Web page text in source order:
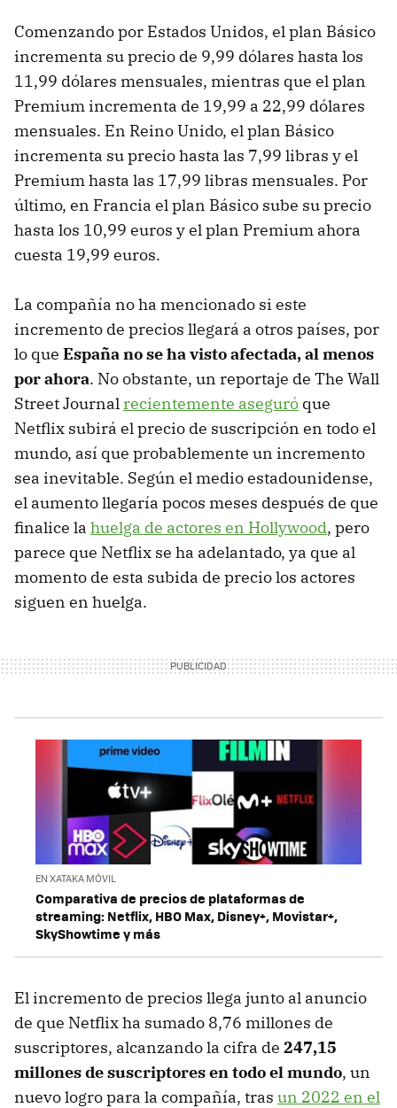
Comenzando por Estados Unidos, el plan Básico
incrementa su precio de 9,99 dólares hasta los
11,99 dólares mensuales, mientras que el plan
Premium incrementa de 19,99 a 22,99 dólares
mensuales. En Reino Unido, el plan Básico
incrementa su precio hasta las 7,99 libras y el
Premium hasta las 17,99 libras mensuales. Por
último, en Francia el plan Básico sube su precio
hasta los 10,99 euros y el plan Premium ahora
cuesta 19,99 euros.
La compañía no ha mencionado si este
incremento de precios llegará a otros países, por
lo que España no se ha visto afectada, al menos
por ahora. No obstante, un reportaje de The Wall
Street Journal recientemente aseguró que
Netflix subirá el precio de suscripción en todo el
mundo, así que probablemente un incremento
sea inevitable. Según el medio estadounidense,
el aumento llegaría pocos meses después de que
finalice la huelga de actores en Hollywood, pero
parece que Netflix se ha adelantado, ya que al
momento de esta subida de precio los actores
siguen en huelga.
EN XATAKA MÓVIL
Comparativa de precios de plataformas de
streaming: Netflix, HBO Max, Disney+, Movistar+,
SkyShowtime y más
El incremento de precios llega junto al anuncio
de que Netflix ha sumado 8,76 millones de
suscriptores, alcanzando la cifra de 247,15
millones de suscriptores en todo el mundo, un
nuevo logro para la compañía, tras un 2022 en el